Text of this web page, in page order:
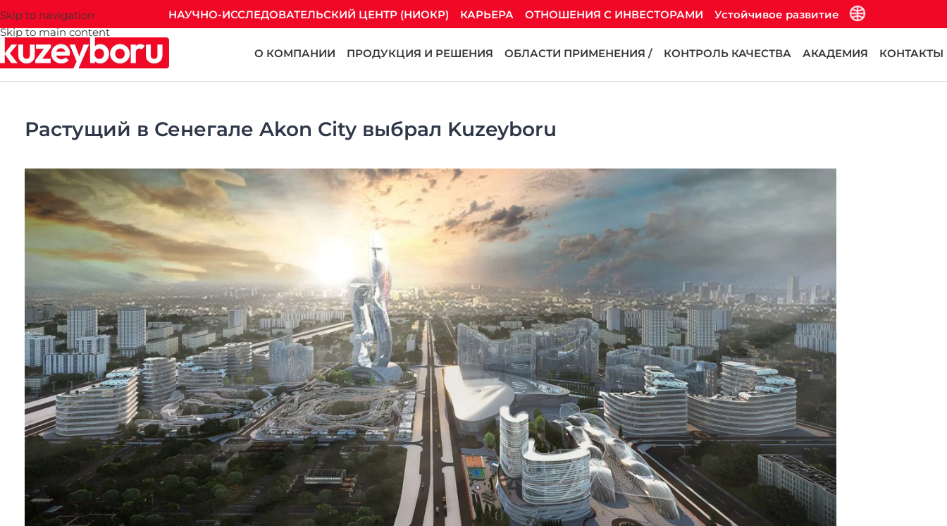
Skip to navigation
Skip to main content
НАУЧНО-ИССЛЕДОВАТЕЛЬСКИЙ ЦЕНТР (НИОКР) КАРЬЕРА ОТНОШЕНИЯ С ИНВЕСТОРАМИ Устойчивое развитие
О КОМПАНИИ ПРОДУКЦИЯ И РЕШЕНИЯ ОБЛАСТИ ПРИМЕНЕНИЯ / КОНТРОЛЬ КАЧЕСТВА АКАДЕМИЯ КОНТАКТЫ
Растущий в Сенегале Akon City выбрал Kuzeyboru